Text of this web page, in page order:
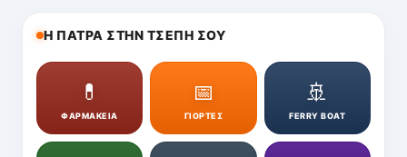
Η ΠΑΤΡΑ ΣΤΗΝ ΤΣΕΠΗ ΣΟΥ
💊
ΦΑΡΜΑΚΕΙΑ
📅
ΓΙΟΡΤΕΣ
🚢
FERRY BOAT